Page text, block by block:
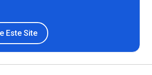
Este Site